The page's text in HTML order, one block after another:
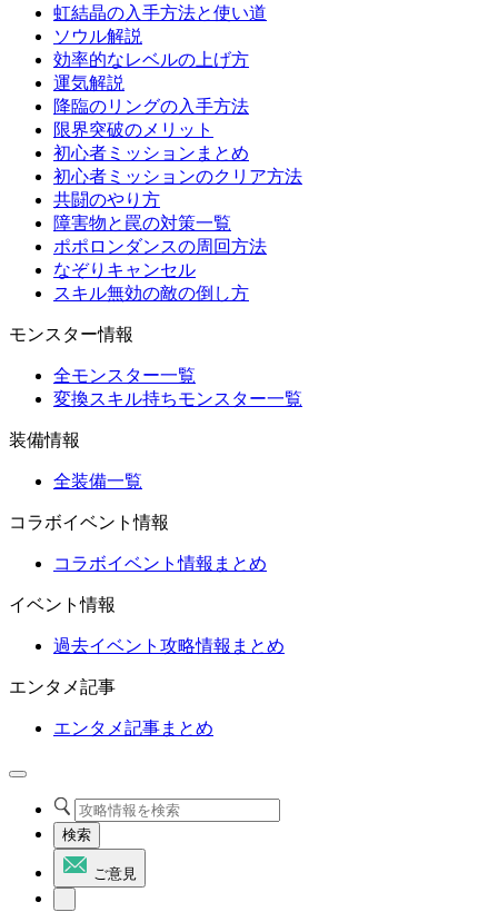
虹結晶の入手方法と使い道
ソウル解説
効率的なレベルの上げ方
運気解説
降臨のリングの入手方法
限界突破のメリット
初心者ミッションまとめ
初心者ミッションのクリア方法
共闘のやり方
障害物と罠の対策一覧
ポポロンダンスの周回方法
なぞりキャンセル
スキル無効の敵の倒し方
モンスター情報
全モンスター一覧
変換スキル持ちモンスター一覧
装備情報
全装備一覧
コラボイベント情報
コラボイベント情報まとめ
イベント情報
過去イベント攻略情報まとめ
エンタメ記事
エンタメ記事まとめ
検索
ご意見